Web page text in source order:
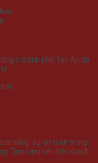
6 thành phố Tân An đã
hàng, sự an toàn trong
Tâm cam kết đến khách